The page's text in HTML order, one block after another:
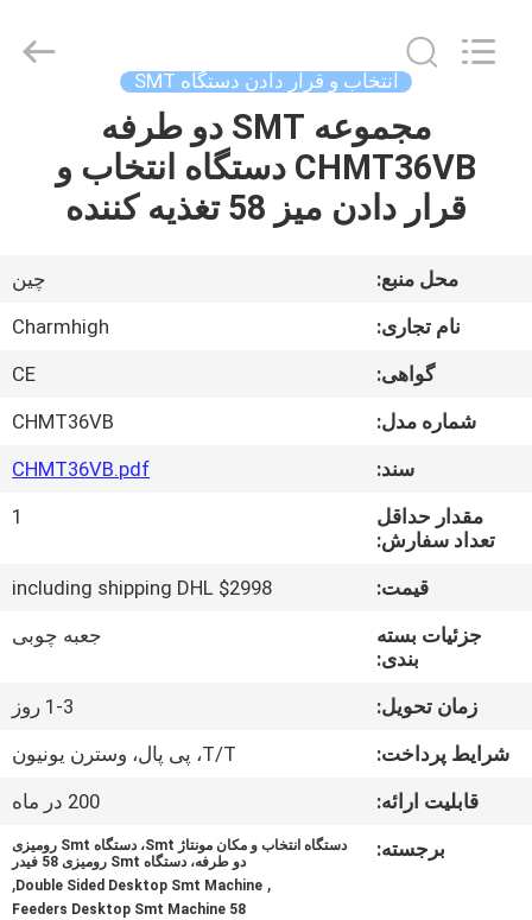
محصولات
کارخانه
کیفیت
ما
تماس
بگیرید
CHARMHIGH
TECHNOLOGY
انتخاب و قرار دادن دستگاه SMT
مجموعه SMT دو طرفه
CHMT36VB دستگاه انتخاب و
قرار دادن میز 58 تغذیه کننده
محل منبع:
چین
نام تجاری:
Charmhigh
گواهی:
CE
شماره مدل:
CHMT36VB
سند:
CHMT36VB.pdf
مقدار حداقل
تعداد سفارش:
1
قیمت:
$2998 including shipping DHL
جزئیات بسته
بندی:
جعبه چوبی
زمان تحویل:
1-3 روز
شرایط پرداخت:
T/T، پی پال، وسترن یونیون
قابلیت ارائه:
200 در ماه
برجسته:
دستگاه انتخاب و مکان مونتاژ Smt، دستگاه Smt رومیزی
دو طرفه، دستگاه Smt رومیزی 58 فیدر
,
Double Sided Desktop Smt Machine
,
58 Feeders Desktop Smt Machine